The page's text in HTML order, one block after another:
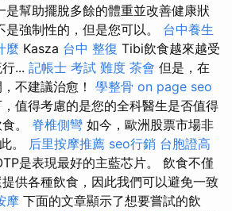
是幫助擺脫多餘的體重並改善健康狀
強制性的，但是您可以。 台中養生
麼 Kasza 台中 整復 Tibi飲食越來越受
... 記帳士 考試 難度 茶會 但是，在
不建議治愈！ 學整骨 on page seo
值得考慮的是您的全科醫生是否值得
。 脊椎側彎 如今，歐洲股票市場非
。 后里按摩推薦 seo行銷 台胞證高
是表現最好的主藍芯片。 飲食不僅
供各種飲食，因此我們可以避免一致
摩 下面的文章顯示了想要嘗試的飲